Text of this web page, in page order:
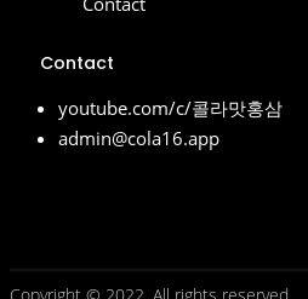
Contact
youtube.com/c/콜라맛홍삼
admin@cola16.app
Copyright © 2022. All rights reserved.